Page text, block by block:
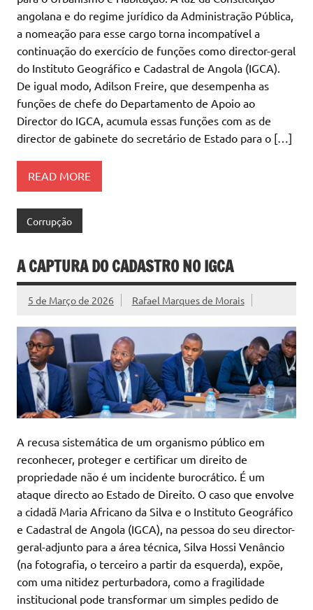
angolana e do regime jurídico da Administração Pública,
a nomeação para esse cargo torna incompatível a
continuação do exercício de funções como director-geral
do Instituto Geográfico e Cadastral de Angola (IGCA).
De igual modo, Adilson Freire, que desempenha as
funções de chefe do Departamento de Apoio ao
Director do IGCA, acumula essas funções com as de
director de gabinete do secretário de Estado para o […]
READ MORE
Corrupção
A CAPTURA DO CADASTRO NO IGCA
5 de Março de 2026 Rafael Marques de Morais
A recusa sistemática de um organismo público em
reconhecer, proteger e certificar um direito de
propriedade não é um incidente burocrático. É um
ataque directo ao Estado de Direito. O caso que envolve
a cidadã Maria Africano da Silva e o Instituto Geográfico
e Cadastral de Angola (IGCA), na pessoa do seu director-
geral-adjunto para a área técnica, Silva Hossi Venâncio
(na fotografia, o terceiro a partir da esquerda), expõe,
com uma nitidez perturbadora, como a fragilidade
institucional pode transformar um simples pedido de